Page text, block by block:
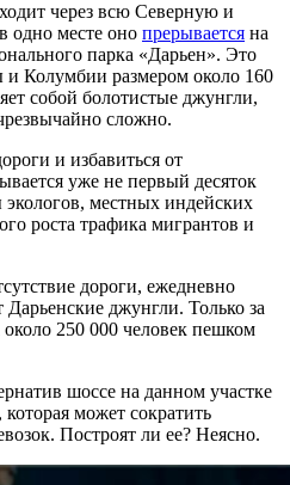
через всю Северную и
месте оно прерывается на
парка «Дарьен». Это
Колумбии размером около 160
собой болотистые джунгли,
сложно.
и избавиться от
уже не первый десяток
экологов, местных индейских
роста трафика мигрантов и
дороги, ежедневно
джунгли. Только за
250 000 человек пешком
шоссе на данном участке
может сократить
Построят ли ее? Неясно.